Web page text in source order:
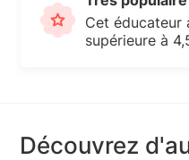
Cet éducateur
supérieure à
Découvrez